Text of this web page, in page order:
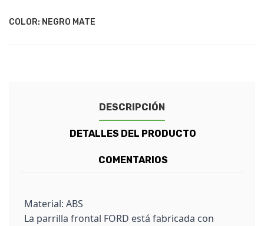
COLOR: NEGRO MATE
DESCRIPCIÓN
DETALLES DEL PRODUCTO
COMENTARIOS
Material: ABS
La parrilla frontal FORD está fabricada con